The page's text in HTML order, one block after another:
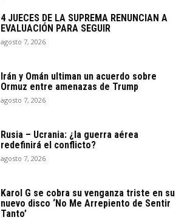
4 JUECES DE LA SUPREMA RENUNCIAN A
EVALUACIÓN PARA SEGUIR
agosto 7, 2026
Irán y Omán ultiman un acuerdo sobre
Ormuz entre amenazas de Trump
agosto 7, 2026
Rusia – Ucrania: ¿la guerra aérea
redefinirá el conflicto?
agosto 7, 2026
Karol G se cobra su venganza triste en su
nuevo disco ‘No Me Arrepiento de Sentir
Tanto’